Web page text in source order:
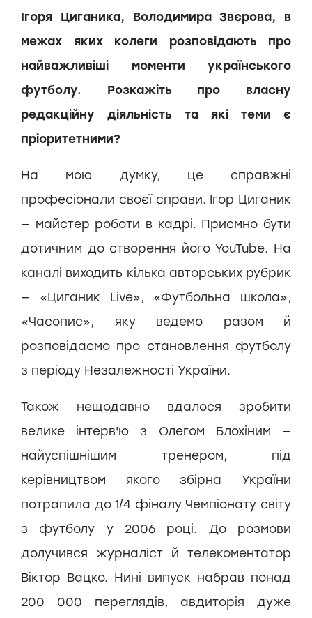
Ігоря Циганика, Володимира Звєрова, в
межах яких колеги розповідають про
найважливіші моменти українського
футболу. Розкажіть про власну
редакційну діяльність та які теми є
пріоритетними?
На мою думку, це справжні
професіонали своєї справи. Ігор Циганик
— майстер роботи в кадрі. Приємно бути
дотичним до створення його YouTube. На
каналі виходить кілька авторських рубрик
— «Циганик Live», «Футбольна школа»,
«Часопис», яку ведемо разом й
розповідаємо про становлення футболу
з періоду Незалежності України.
Також нещодавно вдалося зробити
велике інтерв'ю з Олегом Блохіним —
найуспішнішим тренером, під
керівництвом якого збірна України
потрапила до 1/4 фіналу Чемпіонату світу
з футболу у 2006 році. До розмови
долучився журналіст й телекоментатор
Віктор Вацко. Нині випуск набрав понад
200 000 переглядів, авдиторія дуже